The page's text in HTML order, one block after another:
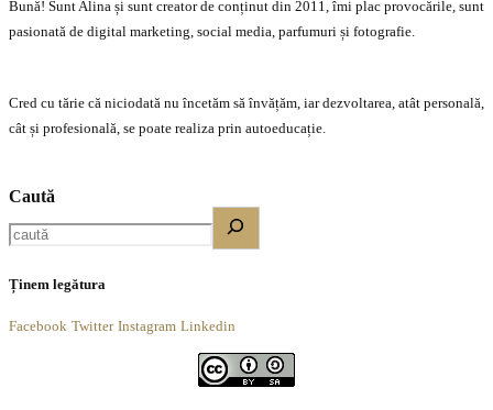
Bună! Sunt Alina și sunt creator de conținut din 2011, îmi plac provocările, sunt
pasionată de digital marketing, social media, parfumuri și fotografie.
Cred cu tărie că niciodată nu încetăm să învățăm, iar dezvoltarea, atât personală,
cât și profesională, se poate realiza prin autoeducație.
Caută
Ținem legătura
Facebook Twitter Instagram Linkedin